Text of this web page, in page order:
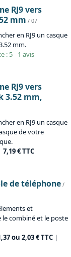
RJ9 vers
mm / 07
en RJ9 un casque
mm.
: 5 - 1 avis
RJ9 vers
3.52 mm,
en RJ9 un casque
de votre
7,19 € TTC
de téléphone /
et
combiné et le poste
ou 2,03 € TTC |